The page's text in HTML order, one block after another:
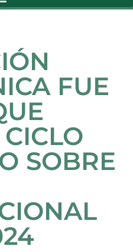
FUE
SOBRE